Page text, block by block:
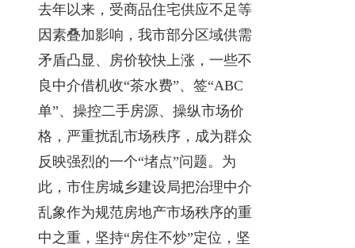
去年以来，受商品住宅供应不足等
因素叠加影响，我市部分区域供需
矛盾凸显、房价较快上涨，一些不
良中介借机收“茶水费”、签“ABC
单”、操控二手房源、操纵市场价
格，严重扰乱市场秩序，成为群众
反映强烈的一个“堵点”问题。为
此，市住房城乡建设局把治理中介
乱象作为规范房地产市场秩序的重
中之重，坚持“房住不炒”定位，坚